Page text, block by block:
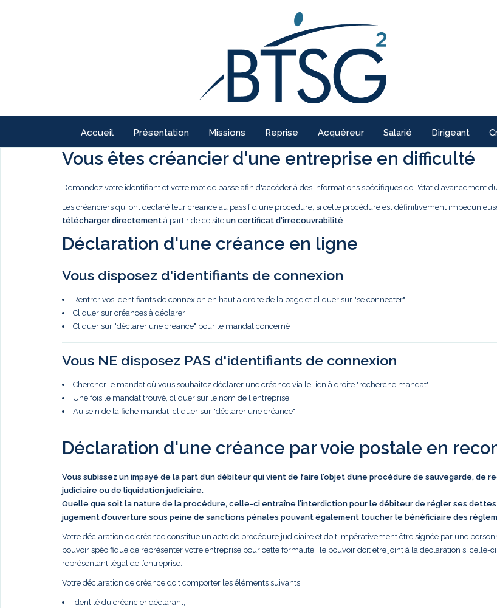
Accueil Présentation Missions Reprise Acquéreur Salarié Dirigeant
Vous êtes créancier d'une entreprise en difficulté
Demandez votre identifiant et votre mot de passe afin d'accéder à des informations spécifiques de l'état d'avancement
Les créanciers qui ont déclaré leur créance au passif d'une procédure, si cette procédure est définitivement
télécharger directement à partir de ce site un certificat d'irrecouvrabilité.
Déclaration d'une créance en ligne
Vous disposez d'identifiants de connexion
Rentrer vos identifiants de connexion en haut a droite de la page et cliquer sur "se connecter"
Cliquer sur créances à déclarer
Cliquer sur "déclarer une créance" pour le mandat concerné
Vous NE disposez PAS d'identifiants de connexion
Chercher le mandat où vous souhaitez déclarer une créance via le lien à droite "recherche mandat"
Une fois le mandat trouvé, cliquer sur le nom de l'entreprise
Au sein de la fiche mandat, cliquer sur "déclarer une créance"
Déclaration d'une créance par voie postale en
Vous subissez un impayé de la part d’un débiteur qui vient de faire l’objet d’une procédure de sauvegarde, de
judiciaire ou de liquidation judiciaire.
Quelle que soit la nature de la procédure, celle-ci entraîne l’interdiction pour le débiteur de régler ses
jugement d’ouverture sous peine de sanctions pénales pouvant également toucher le bénéficiaire des
Votre déclaration de créance constitue un acte de procédure judiciaire et doit impérativement être signée par une
pouvoir spécifique de représenter votre entreprise pour cette formalité ; le pouvoir doit être joint à la déclaration si celle-ci
représentant légal de l’entreprise.
Votre déclaration de créance doit comporter les éléments suivants :
identité du créancier déclarant,